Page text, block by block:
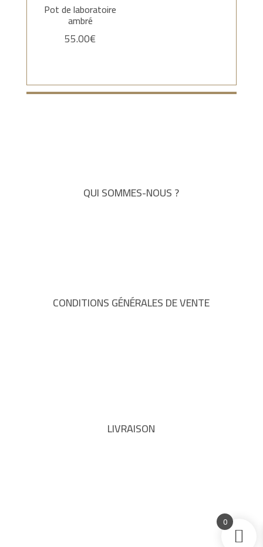
Pot de laboratoire
ambré
55.00€
QUI SOMMES-NOUS ?
CONDITIONS GÉNÉRALES DE VENTE
LIVRAISON
0